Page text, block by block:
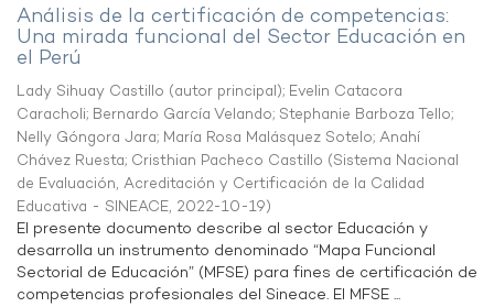
Análisis de la certificación de competencias:
Una mirada funcional del Sector Educación en
el Perú
Lady Sihuay Castillo (autor principal); Evelin Catacora
Caracholi; Bernardo García Velando; Stephanie Barboza Tello;
Nelly Góngora Jara; María Rosa Malásquez Sotelo; Anahí
Chávez Ruesta; Cristhian Pacheco Castillo (Sistema Nacional
de Evaluación, Acreditación y Certificación de la Calidad
Educativa - SINEACE, 2022-10-19)
El presente documento describe al sector Educación y
desarrolla un instrumento denominado “Mapa Funcional
Sectorial de Educación” (MFSE) para fines de certificación de
competencias profesionales del Sineace. El MFSE ...